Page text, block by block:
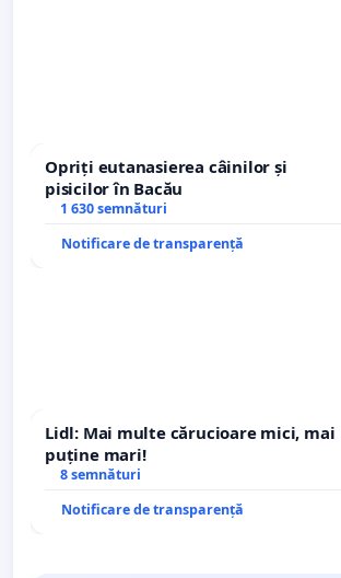
Opriți eutanasierea câinilor și
pisicilor în Bacău
1 630 semnături
Notificare de transparență
Lidl: Mai multe cărucioare mici, mai
puține mari!
8 semnături
Notificare de transparență